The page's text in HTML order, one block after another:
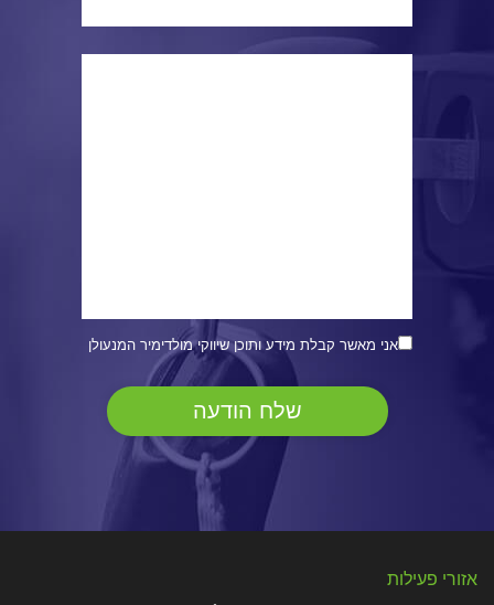
אני מאשר קבלת מידע ותוכן שיווקי מולדימיר המנעולן
אזורי פעילות